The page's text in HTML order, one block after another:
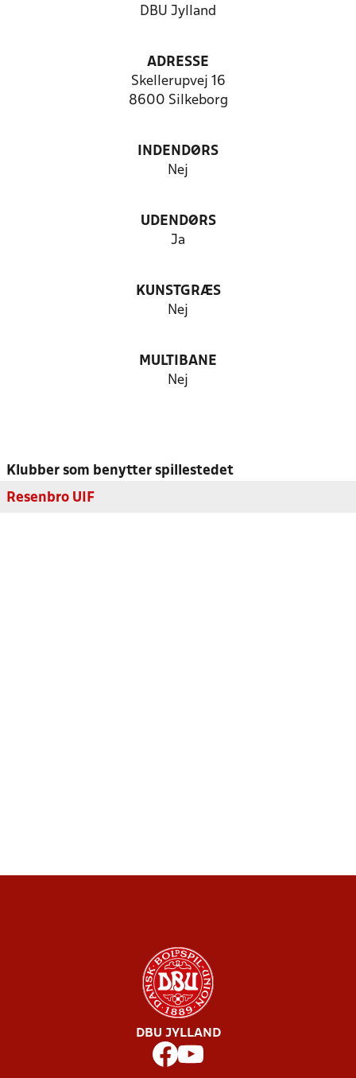
DBU Jylland
ADRESSE
Skellerupvej 16
8600 Silkeborg
INDENDØRS
Nej
UDENDØRS
Ja
KUNSTGRÆS
Nej
MULTIBANE
Nej
Klubber som benytter spillestedet
Resenbro UIF
DBU JYLLAND